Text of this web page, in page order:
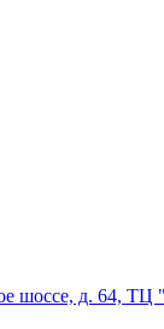
шоссе, д. 64, ТЦ